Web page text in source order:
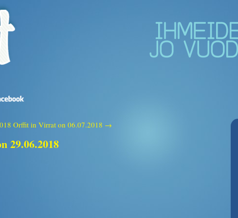
Orffit in Virrat on 06.07.2018 →
29.06.2018